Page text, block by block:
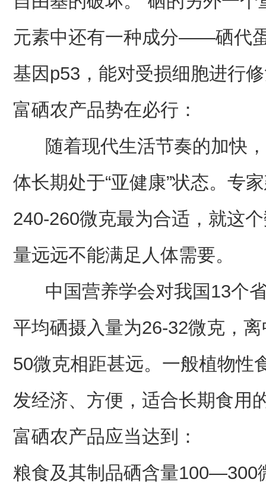
元素中还有一种成分——硒代
基因p53，能对受损细胞进行
富硒农产品势在必行：
随着现代生活节奏的加快，
体长期处于“亚健康”状态。专
240-260微克最为合适，就这
量远远不能满足人体需要。
中国营养学会对我国13个
平均硒摄入量为26-32微克，
50微克相距甚远。一般植物性
发经济、方便，适合长期食用
富硒农产品应当达到：
粮食及其制品硒含量100—300